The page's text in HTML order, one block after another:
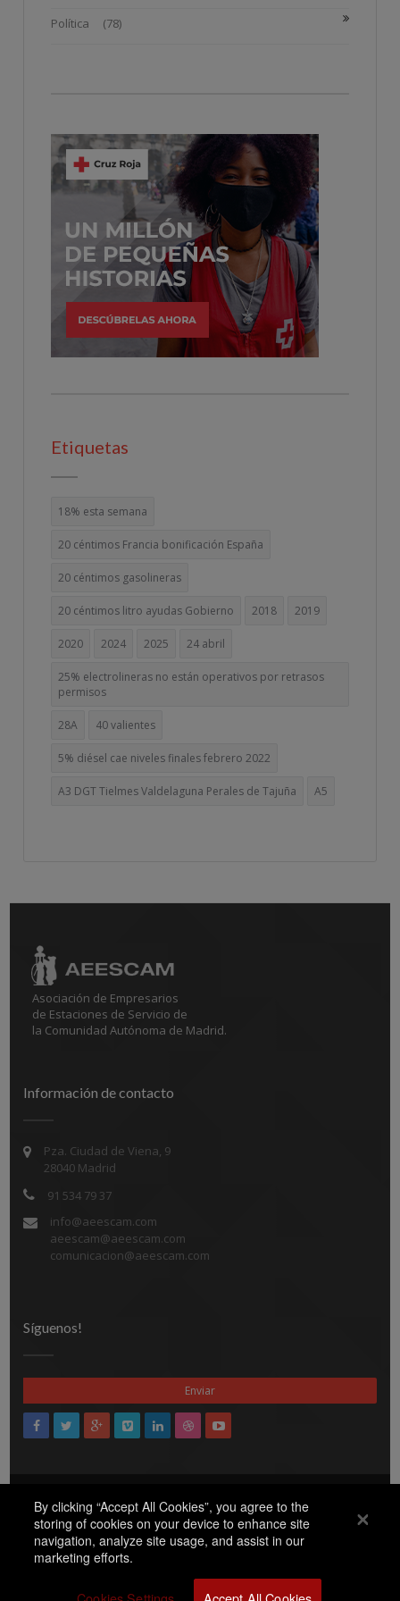
Política (78)
Etiquetas
18% esta semana
20 céntimos Francia bonificación España
20 céntimos gasolineras
20 céntimos litro ayudas Gobierno 2018 2019
2020 2024 2025 24 abril
25% electrolineras no están operativos por retrasos
permisos
28A 40 valientes
5% diésel cae niveles finales febrero 2022
A3 DGT Tielmes Valdelaguna Perales de Tajuña A5
Asociación de Empresarios
de Estaciones de Servicio de
la Comunidad Autónoma de Madrid.
Información de contacto
Pza. Ciudad de Viena, 9
28040 Madrid
91 534 79 37
info@aeescam.com
aeescam@aeescam.com
comunicacion@aeescam.com
Síguenos!
Todos los derechos reservados © 2017.Aviso legal/Protección de
datos/Cookies
Asociados
Contacto
By clicking “Accept All Cookies”, you agree to the
storing of cookies on your device to enhance site
navigation, analyze site usage, and assist in our
marketing efforts.